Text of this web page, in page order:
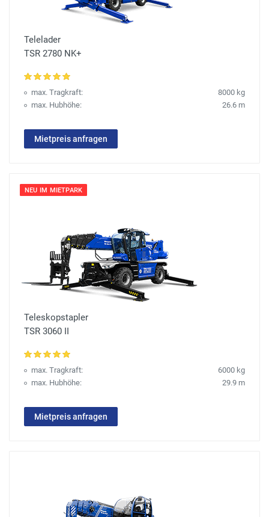
Telelader
TSR 2780 NK+
max. Tragkraft:
8000 kg
max. Hubhöhe:
26.6 m
Mietpreis anfragen
NEU IM MIETPARK
Teleskopstapler
TSR 3060 II
max. Tragkraft:
6000 kg
max. Hubhöhe:
29.9 m
Mietpreis anfragen